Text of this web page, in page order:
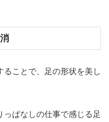
ることで、足の形状を美し
ぱなしの仕事で感じる足